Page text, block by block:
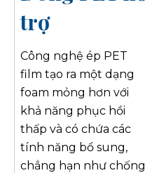
trợ
Công nghệ ép PET
film tạo ra một dạng
foam mỏng hơn với
khả năng phục hồi
thấp và có chứa các
tính năng bổ sung,
chẳng hạn như chống